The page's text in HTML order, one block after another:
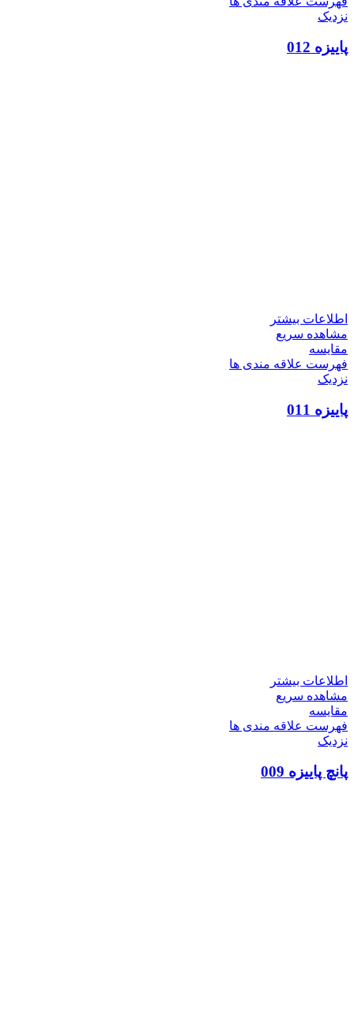
نزدیک
پاییزه 012
اطلاعات بیشتر
مشاهده سریع
مقایسه
فهرست علاقه مندی ها
نزدیک
پاییزه 011
اطلاعات بیشتر
مشاهده سریع
مقایسه
فهرست علاقه مندی ها
نزدیک
پانچ پاییزه 009